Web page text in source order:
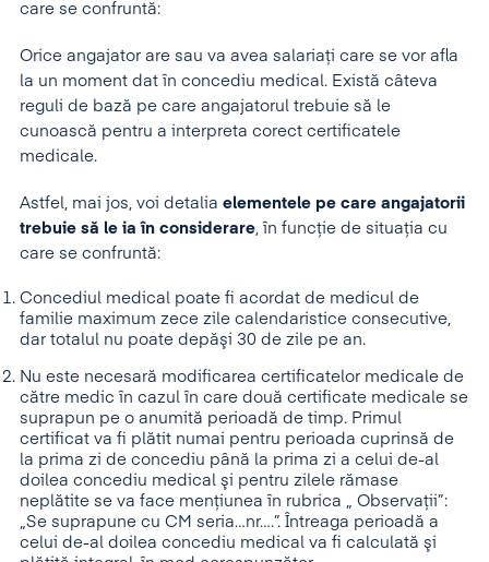
care se confruntă:
Orice angajator are sau va avea salariaţi care se vor afla
la un moment dat în concediu medical. Există câteva
reguli de bază pe care angajatorul trebuie să le
cunoască pentru a interpreta corect certificatele
medicale.
Astfel, mai jos, voi detalia elementele pe care angajatorii
trebuie să le ia în considerare, în funcţie de situaţia cu
care se confruntă:
Concediul medical poate fi acordat de medicul de
familie maximum zece zile calendaristice consecutive,
dar totalul nu poate depăşi 30 de zile pe an.
Nu este necesară modificarea certificatelor medicale de
către medic în cazul în care două certificate medicale se
suprapun pe o anumită perioadă de timp. Primul
certificat va fi plătit numai pentru perioada cuprinsă de
la prima zi de concediu până la prima zi a celui de-al
doilea concediu medical şi pentru zilele rămase
neplătite se va face menţiunea în rubrica „ Observaţii”:
„Se suprapune cu CM seria…nr….”. Întreaga perioadă a
celui de-al doilea concediu medical va fi calculată şi